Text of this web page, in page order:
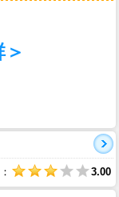
3.00